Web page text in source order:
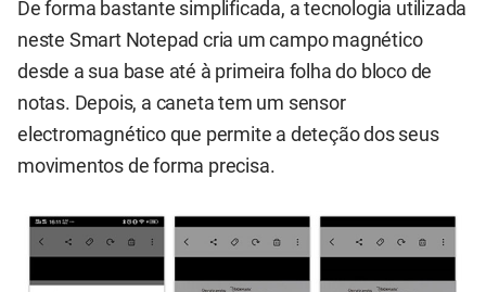
De forma bastante simplificada, a tecnologia utilizada
neste Smart Notepad cria um campo magnético
desde a sua base até à primeira folha do bloco de
notas. Depois, a caneta tem um sensor
electromagnético que permite a deteção dos seus
movimentos de forma precisa.